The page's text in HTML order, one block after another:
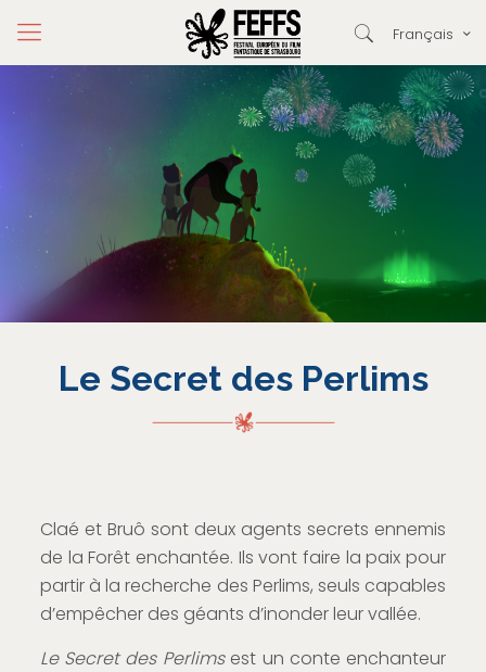
Français
Le Secret des Perlims
Claé et Bruô sont deux agents secrets ennemis
de la Forêt enchantée. Ils vont faire la paix pour
partir à la recherche des Perlims, seuls capables
d’empêcher des géants d’inonder leur vallée.
Le Secret des Perlimsest un conte enchanteur